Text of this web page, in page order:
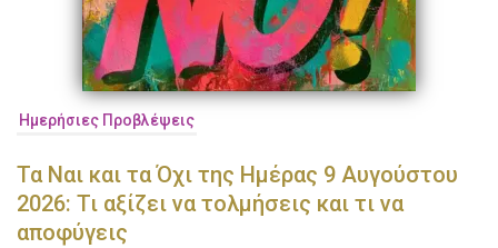
Ημερήσιες Προβλέψεις
Τα Ναι και τα Όχι της Ημέρας 9 Αυγούστου
2026: Τι αξίζει να τολμήσεις και τι να
αποφύγεις